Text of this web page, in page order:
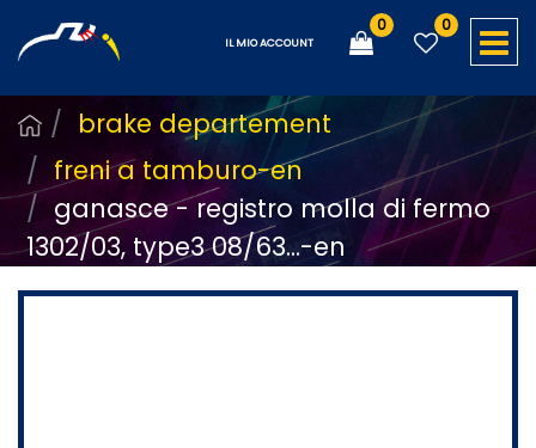
IL MIO ACCOUNT
0 0
brake departement
freni a tamburo-en
ganasce - registro molla di fermo
1302/03, type3 08/63...-en